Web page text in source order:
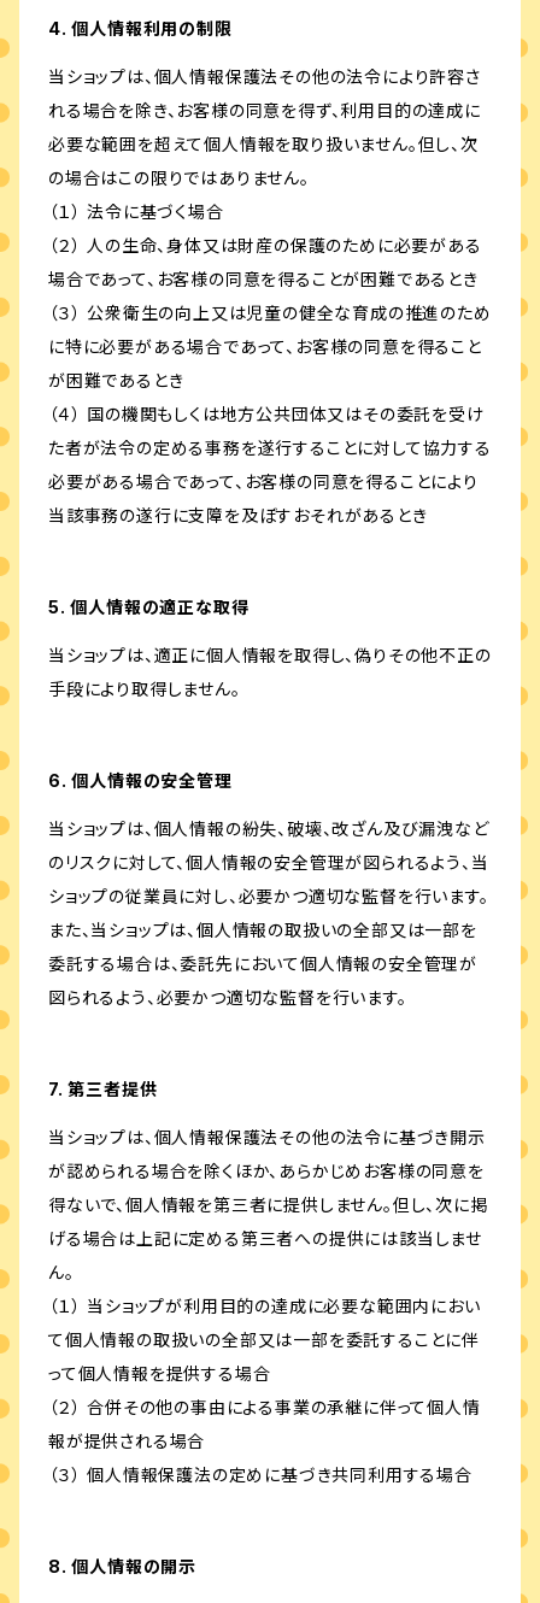
4. 個人情報利用の制限
当ショップは、個人情報保護法その他の法令により許容さ
れる場合を除き、お客様の同意を得ず、利用目的の達成に
必要な範囲を超えて個人情報を取り扱いません。但し、次
の場合はこの限りではありません。
（１） 法令に基づく場合
（２） 人の生命、身体又は財産の保護のために必要がある
場合であって、お客様の同意を得ることが困難であるとき
（３） 公衆衛生の向上又は児童の健全な育成の推進のため
に特に必要がある場合であって、お客様の同意を得ること
が困難であるとき
（４） 国の機関もしくは地方公共団体又はその委託を受け
た者が法令の定める事務を遂行することに対して協力する
必要がある場合であって、お客様の同意を得ることにより
当該事務の遂行に支障を及ぼすおそれがあるとき
5. 個人情報の適正な取得
当ショップは、適正に個人情報を取得し、偽りその他不正の
手段により取得しません。
6. 個人情報の安全管理
当ショップは、個人情報の紛失、破壊、改ざん及び漏洩など
のリスクに対して、個人情報の安全管理が図られるよう、当
ショップの従業員に対し、必要かつ適切な監督を行います。
また、当ショップは、個人情報の取扱いの全部又は一部を
委託する場合は、委託先において個人情報の安全管理が
図られるよう、必要かつ適切な監督を行います。
7. 第三者提供
当ショップは、個人情報保護法その他の法令に基づき開示
が認められる場合を除くほか、あらかじめお客様の同意を
得ないで、個人情報を第三者に提供しません。但し、次に掲
げる場合は上記に定める第三者への提供には該当しませ
ん。
（１） 当ショップが利用目的の達成に必要な範囲内におい
て個人情報の取扱いの全部又は一部を委託することに伴
って個人情報を提供する場合
（２） 合併その他の事由による事業の承継に伴って個人情
報が提供される場合
（３） 個人情報保護法の定めに基づき共同利用する場合
8. 個人情報の開示